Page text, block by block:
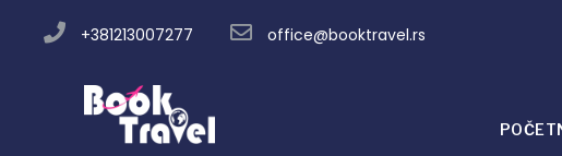
+381213007277 office@booktravel.rs